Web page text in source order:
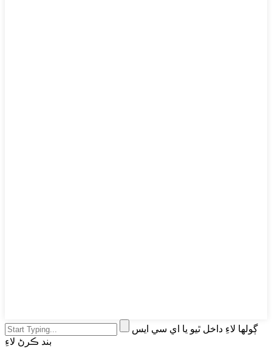
ڳولھا لاءِ داخل ٿيو يا اي سي ايس
بند ڪرڻ لاءِ